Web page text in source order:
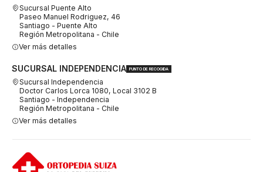
Sucursal Puente Alto
Paseo Manuel Rodriguez, 46
Santiago - Puente Alto
Región Metropolitana - Chile
Ver más detalles
SUCURSAL INDEPENDENCIA PUNTO DE RECOGIDA
Sucursal Independencia
Doctor Carlos Lorca 1080, Local 3102 B
Santiago - Independencia
Región Metropolitana - Chile
Ver más detalles